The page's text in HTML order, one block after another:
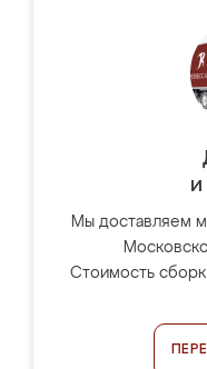
и
Мы доставляем
Стоимость